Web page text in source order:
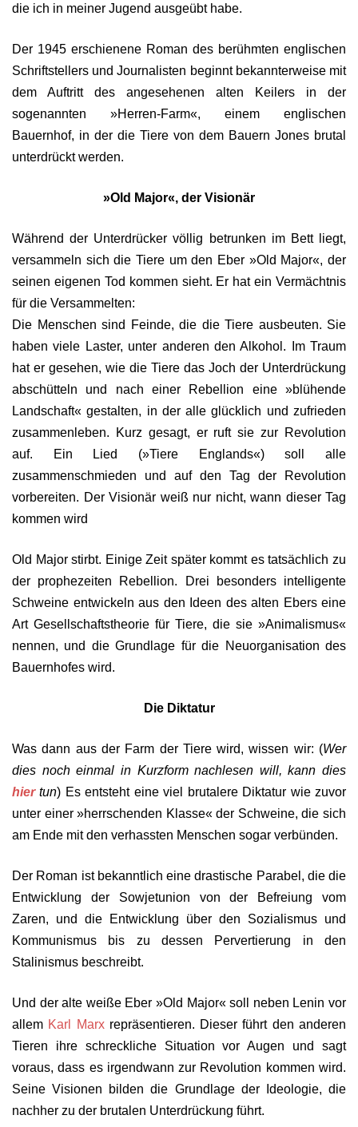
die ich in meiner Jugend ausgeübt habe.
Der 1945 erschienene Roman des berühmten englischen
Schriftstellers und Journalisten beginnt bekannterweise mit
dem Auftritt des angesehenen alten Keilers in der
sogenannten »Herren-Farm«, einem englischen
Bauernhof, in der die Tiere von dem Bauern Jones brutal
unterdrückt werden.
»Old Major«, der Visionär
Während der Unterdrücker völlig betrunken im Bett liegt,
versammeln sich die Tiere um den Eber »Old Major«, der
seinen eigenen Tod kommen sieht. Er hat ein Vermächtnis
für die Versammelten:
Die Menschen sind Feinde, die die Tiere ausbeuten. Sie
haben viele Laster, unter anderen den Alkohol. Im Traum
hat er gesehen, wie die Tiere das Joch der Unterdrückung
abschütteln und nach einer Rebellion eine »blühende
Landschaft« gestalten, in der alle glücklich und zufrieden
zusammenleben. Kurz gesagt, er ruft sie zur Revolution
auf. Ein Lied (»Tiere Englands«) soll alle
zusammenschmieden und auf den Tag der Revolution
vorbereiten. Der Visionär weiß nur nicht, wann dieser Tag
kommen wird
Old Major stirbt. Einige Zeit später kommt es tatsächlich zu
der prophezeiten Rebellion. Drei besonders intelligente
Schweine entwickeln aus den Ideen des alten Ebers eine
Art Gesellschaftstheorie für Tiere, die sie »Animalismus«
nennen, und die Grundlage für die Neuorganisation des
Bauernhofes wird.
Die Diktatur
Was dann aus der Farm der Tiere wird, wissen wir: (Wer
dies noch einmal in Kurzform nachlesen will, kann dies
hiertun) Es entsteht eine viel brutalere Diktatur wie zuvor
unter einer »herrschenden Klasse« der Schweine, die sich
am Ende mit den verhassten Menschen sogar verbünden.
Der Roman ist bekanntlich eine drastische Parabel, die die
Entwicklung der Sowjetunion von der Befreiung vom
Zaren, und die Entwicklung über den Sozialismus und
Kommunismus bis zu dessen Pervertierung in den
Stalinismus beschreibt.
Und der alte weiße Eber »Old Major« soll neben Lenin vor
allem Karl Marxrepräsentieren. Dieser führt den anderen
Tieren ihre schreckliche Situation vor Augen und sagt
voraus, dass es irgendwann zur Revolution kommen wird.
Seine Visionen bilden die Grundlage der Ideologie, die
nachher zu der brutalen Unterdrückung führt.